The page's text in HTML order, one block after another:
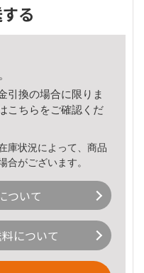
る
引換の場合に限りま
こちら をご確認くだ
庫状況によって、商品
合がございます。
ついて
について